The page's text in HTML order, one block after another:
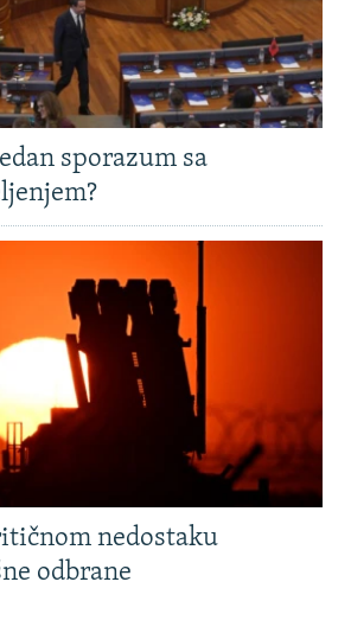
sporazum sa
nedostaku
odbrane